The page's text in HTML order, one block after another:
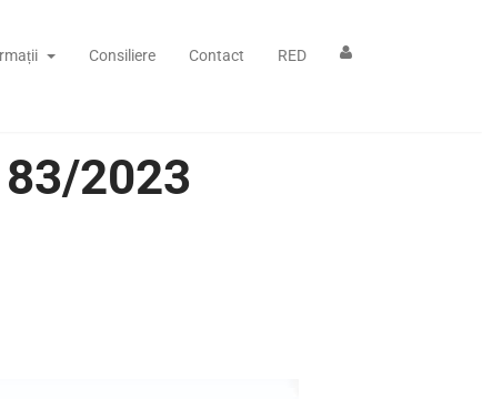
Consiliere Contact RED
83/2023